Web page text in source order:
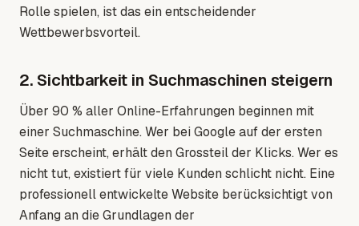
Rolle spielen, ist das ein entscheidender
Wettbewerbsvorteil.
2. Sichtbarkeit in Suchmaschinen steigern
Über 90 % aller Online-Erfahrungen beginnen mit
einer Suchmaschine. Wer bei Google auf der ersten
Seite erscheint, erhält den Grossteil der Klicks. Wer es
nicht tut, existiert für viele Kunden schlicht nicht. Eine
professionell entwickelte Website berücksichtigt von
Anfang an die Grundlagen der